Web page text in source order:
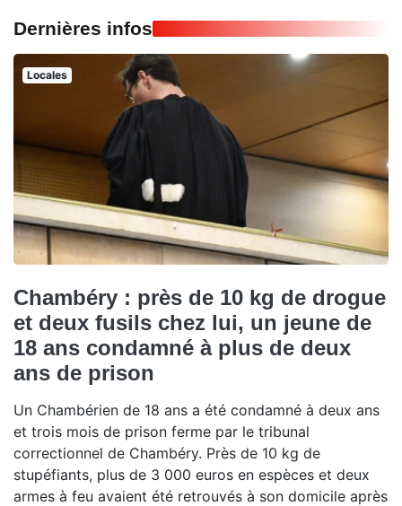
Dernières infos
Locales
Chambéry : près de 10 kg de drogue
et deux fusils chez lui, un jeune de
18 ans condamné à plus de deux
ans de prison
Un Chambérien de 18 ans a été condamné à deux ans
et trois mois de prison ferme par le tribunal
correctionnel de Chambéry. Près de 10 kg de
stupéfiants, plus de 3 000 euros en espèces et deux
armes à feu avaient été retrouvés à son domicile après